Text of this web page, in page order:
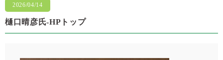
樋口晴彦氏-HPトップ
2026/04/14